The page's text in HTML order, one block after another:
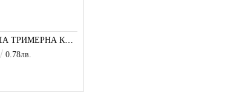
КРЪГЛА ТРИМЕРНА КОРДА (БЯЛА) 3,3 ММ 1 М
0.78лв.